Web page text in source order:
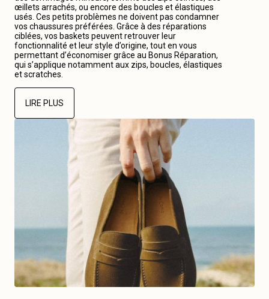
œillets arrachés, ou encore des boucles et élastiques
usés. Ces petits problèmes ne doivent pas condamner
vos chaussures préférées. Grâce à des réparations
ciblées, vos baskets peuvent retrouver leur
fonctionnalité et leur style d’origine, tout en vous
permettant d’économiser grâce au Bonus Réparation,
qui s’applique notamment aux zips, boucles, élastiques
et scratches.
LIRE PLUS